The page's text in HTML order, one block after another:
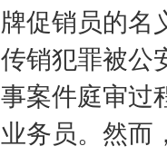
牌促销员的名
传销犯罪被公
事案件庭审过
业务员。然而